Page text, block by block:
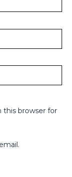
this browser for